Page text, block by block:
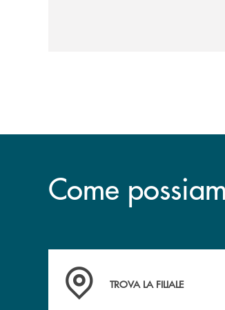
Come
Accedi all' elenco
TROVA LA FILIALE